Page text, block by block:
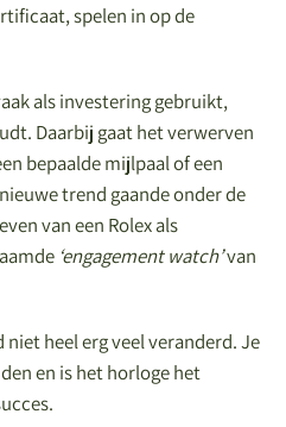
spelen in op de
als investering gebruikt,
Daarbij gaat het verwerven
bepaalde mijlpaal of een
trend gaande onder de
van een Rolex als
‘engagement watch’van
heel erg veel veranderd. Je
en is het horloge het